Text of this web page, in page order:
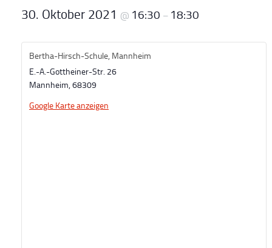
30. Oktober 2021 @ 16:30 – 18:30
Bertha-Hirsch-Schule, Mannheim
E.-A.-Gottheiner-Str. 26
Mannheim,68309
Google Karte anzeigen